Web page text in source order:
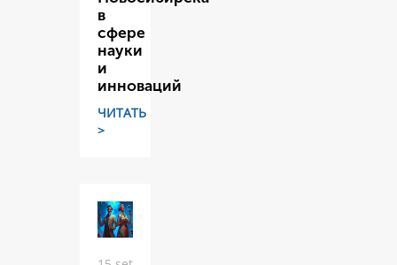
в
сфере
науки
и
инноваций
ЧИТАТЬ
>